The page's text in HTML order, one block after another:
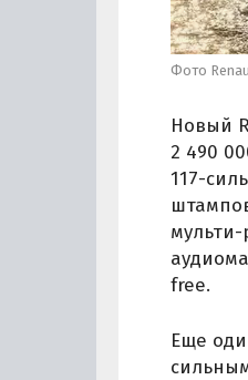
Фото
Новый
2 490
117-
free.
Еще